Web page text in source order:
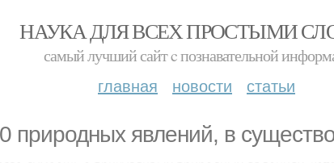
НАУКА ДЛЯ ВСЕХ ПРОСТЫМИ
самый лучший сайт c познавательной
главная новости статьи
природных явлений, в